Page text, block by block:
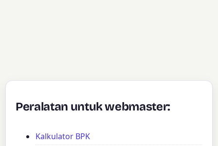
Peralatan untuk webmaster:
Kalkulator BPK